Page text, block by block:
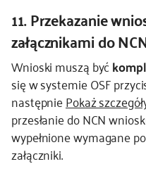
11. Przekazanie
załącznikami do
Wnioski muszą być
się w systemie OSF
następniePokaż
przesłanie do NCN
wypełnione wymagane
załączniki.